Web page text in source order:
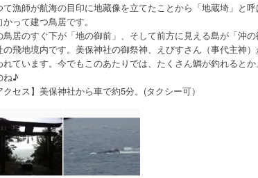
て漁師が航海の目印に地藏像を立てたことから「地蔵埼」と
かって建つ鳥居です。
鳥居のすぐ下が「地の御前」、そして前方に見える島が「沖
の飛地境内です。美保神社の御祭神、えびすさん（事代主神
れています。今でもこのあたりでは、たくさん鯛が釣れると
ね♪
クセス】美保神社から車で約5分。(タクシー可）